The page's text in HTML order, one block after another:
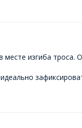
изгиба троса.